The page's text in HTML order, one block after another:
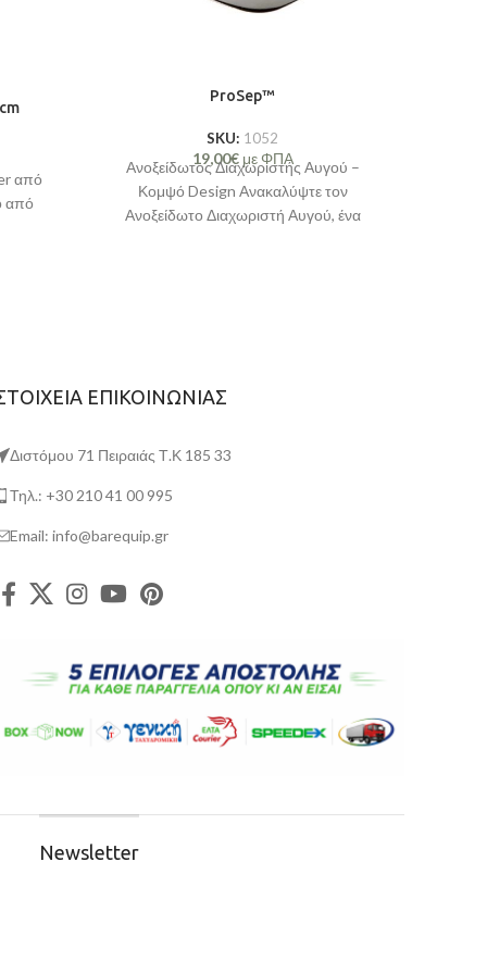
από
από
ProSep™
SKU: 1052
19,00€με ΦΠΑ
Ανοξείδωτος Διαχωριστής Αυγού –
Κομψό Design Ανακαλύψτε τον
Ανοξείδωτο Διαχωριστή Αυγού, ένα
ΕΠΙΚΟΙΝΩΝΙΑΣ
Διστόμου 71 Πειραιάς Τ.Κ 185 33
Τηλ.: +30 210 41 00 995
Email: info@barequip.gr
Newsletter